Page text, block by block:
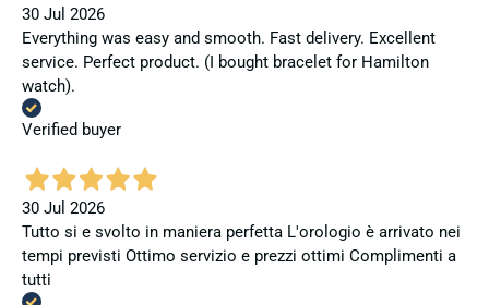
30 Jul 2026
Everything was easy and smooth. Fast delivery. Excellent
service. Perfect product. (I bought bracelet for Hamilton
watch).
Verified buyer
30 Jul 2026
Tutto si e svolto in maniera perfetta L'orologio è arrivato nei
tempi previsti Ottimo servizio e prezzi ottimi Complimenti a
tutti